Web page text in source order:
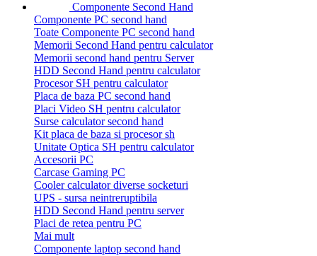
Componente Second Hand
Componente PC second hand
Toate Componente PC second hand
Memorii Second Hand pentru calculator
Memorii second hand pentru Server
HDD Second Hand pentru calculator
Procesor SH pentru calculator
Placa de baza PC second hand
Placi Video SH pentru calculator
Surse calculator second hand
Kit placa de baza si procesor sh
Unitate Optica SH pentru calculator
Accesorii PC
Carcase Gaming PC
Cooler calculator diverse socketuri
UPS - sursa neintreruptibila
HDD Second Hand pentru server
Placi de retea pentru PC
Mai mult
Componente laptop second hand